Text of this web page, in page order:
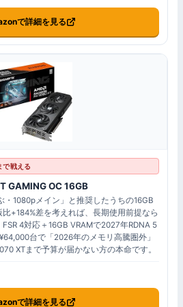
で詳細を見る
戦える
GAMING OC 16GB
1080pメイン」と推奨したうちの16GB
+184%差を考えれば、長期使用前提なら
4対応＋16GB VRAMで2027年RDNA 5
台で「2026年のメモリ高騰圏外」
XTまで予算が届かない方の本命です。
で詳細を見る